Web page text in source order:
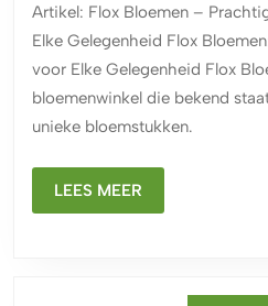
Artikel: Flox Bloemen –
Elke Gelegenheid Flox
voor Elke Gelegenheid Flox
bloemenwinkel die bekend
unieke bloemstukken.
LEES MEER
MEER